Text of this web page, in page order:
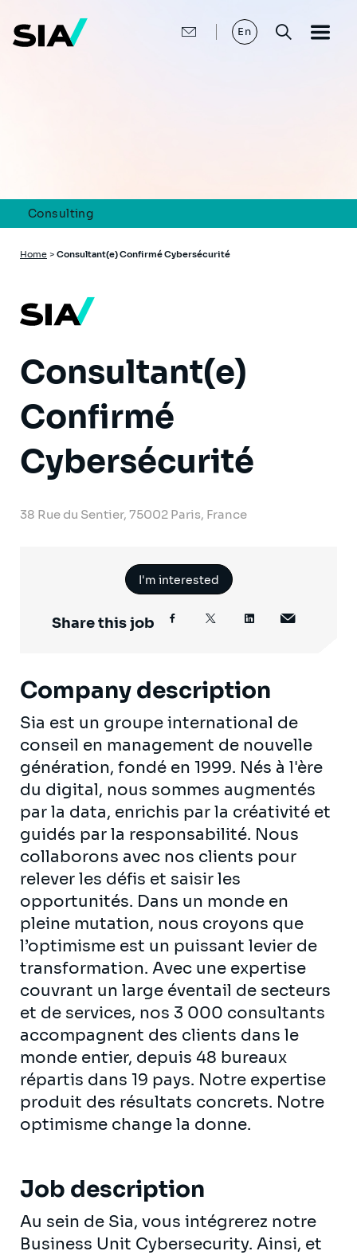
main
content
En
Consulting
Breadcrumb
Home > Consultant(e) Confirmé Cybersécurité
Consultant(e)
Confirmé
Cybersécurité
38 Rue du Sentier, 75002 Paris, France
I'm interested
Share this job
Company description
Sia est un groupe international de
conseil en management de nouvelle
génération, fondé en 1999. Nés à l'ère
du digital, nous sommes augmentés
par la data, enrichis par la créativité et
guidés par la responsabilité. Nous
collaborons avec nos clients pour
relever les défis et saisir les
opportunités. Dans un monde en
pleine mutation, nous croyons que
l’optimisme est un puissant levier de
transformation. Avec une expertise
couvrant un large éventail de secteurs
et de services, nos 3 000 consultants
accompagnent des clients dans le
monde entier, depuis 48 bureaux
répartis dans 19 pays. Notre expertise
produit des résultats concrets. Notre
optimisme change la donne.
Job description
Au sein de Sia, vous intégrerez notre
Business Unit Cybersecurity. Ainsi, et